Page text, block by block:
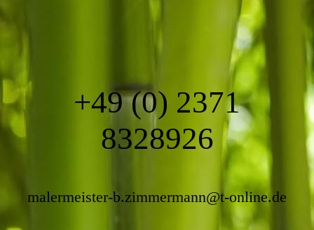
+49 (0) 2371
8328926
malermeister-b.zimmermann@t-online.de